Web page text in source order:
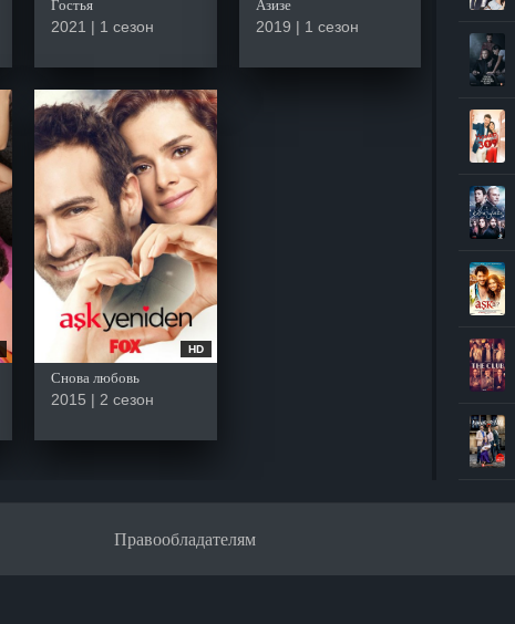
Гостья
2021 | 1 сезон
Азизе
2019 | 1 сезон
HD
Снова любовь
2015 | 2 сезон
Правообладателям